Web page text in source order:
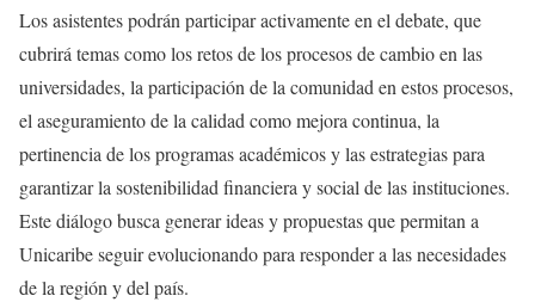
Los asistentes podrán participar activamente en el debate, que
cubrirá temas como los retos de los procesos de cambio en las
universidades, la participación de la comunidad en estos procesos,
el aseguramiento de la calidad como mejora continua, la
pertinencia de los programas académicos y las estrategias para
garantizar la sostenibilidad financiera y social de las instituciones.
Este diálogo busca generar ideas y propuestas que permitan a
Unicaribe seguir evolucionando para responder a las necesidades
de la región y del país.